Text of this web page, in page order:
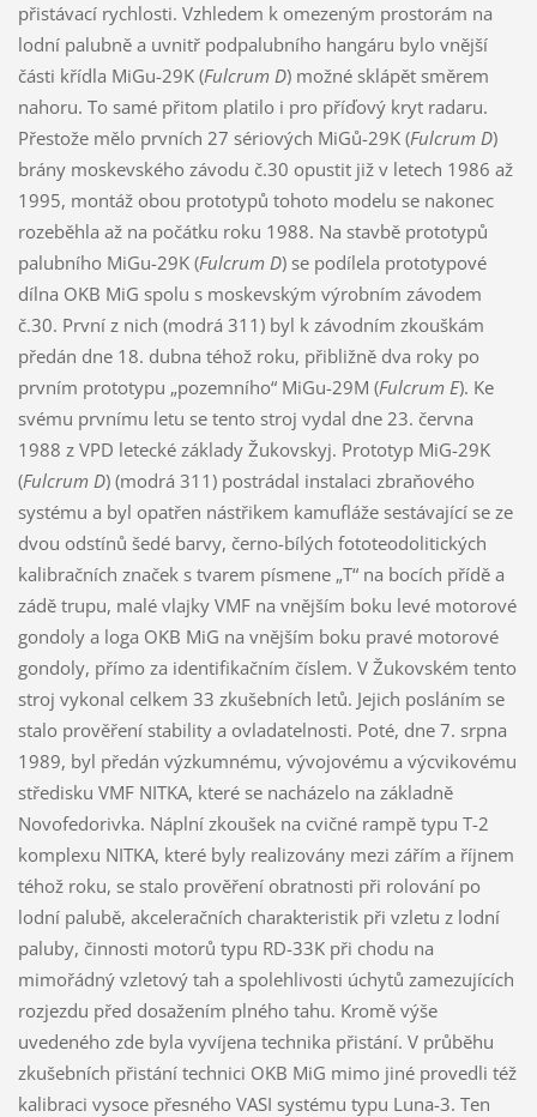
přistávací rychlosti. Vzhledem k omezeným prostorám na
lodní palubně a uvnitř podpalubního hangáru bylo vnější
části křídla MiGu-29K (Fulcrum D) možné sklápět směrem
nahoru. To samé přitom platilo i pro příďový kryt radaru.
Přestože mělo prvních 27 sériových MiGů-29K (Fulcrum D)
brány moskevského závodu č.30 opustit již v letech 1986 až
1995, montáž obou prototypů tohoto modelu se nakonec
rozeběhla až na počátku roku 1988. Na stavbě prototypů
palubního MiGu-29K (Fulcrum D) se podílela prototypové
dílna OKB MiG spolu s moskevským výrobním závodem
č.30. První z nich (modrá 311) byl k závodním zkouškám
předán dne 18. dubna téhož roku, přibližně dva roky po
prvním prototypu „pozemního“ MiGu-29M (Fulcrum E). Ke
svému prvnímu letu se tento stroj vydal dne 23. června
1988 z VPD letecké základy Žukovskyj. Prototyp MiG-29K
(Fulcrum D) (modrá 311) postrádal instalaci zbraňového
systému a byl opatřen nástřikem kamufláže sestávající se ze
dvou odstínů šedé barvy, černo-bílých fototeodolitických
kalibračních značek s tvarem písmene „T“ na bocích přídě a
zádě trupu, malé vlajky VMF na vnějším boku levé motorové
gondoly a loga OKB MiG na vnějším boku pravé motorové
gondoly, přímo za identifikačním číslem. V Žukovském tento
stroj vykonal celkem 33 zkušebních letů. Jejich posláním se
stalo prověření stability a ovladatelnosti. Poté, dne 7. srpna
1989, byl předán výzkumnému, vývojovému a výcvikovému
středisku VMF NITKA, které se nacházelo na základně
Novofedorivka. Náplní zkoušek na cvičné rampě typu T-2
komplexu NITKA, které byly realizovány mezi zářím a říjnem
téhož roku, se stalo prověření obratnosti při rolování po
lodní palubě, akceleračních charakteristik při vzletu z lodní
paluby, činnosti motorů typu RD-33K při chodu na
mimořádný vzletový tah a spolehlivosti úchytů zamezujících
rozjezdu před dosažením plného tahu. Kromě výše
uvedeného zde byla vyvíjena technika přistání. V průběhu
zkušebních přistání technici OKB MiG mimo jiné provedli též
kalibraci vysoce přesného VASI systému typu Luna-3. Ten